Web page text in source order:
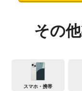
その
スマホ・携帯